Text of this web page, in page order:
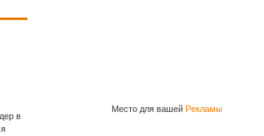
в
Место для вашей Рекламы